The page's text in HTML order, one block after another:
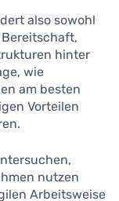
also sowohl
hinter
wie
am besten
Vorteilen
nutzen
Arbeitsweise